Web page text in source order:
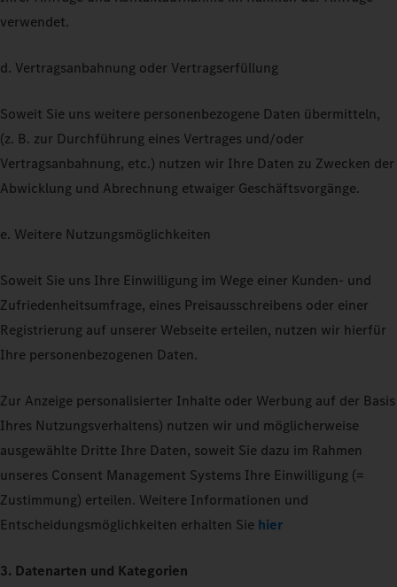
verwendet.
d. Vertragsanbahnung oder Vertragserfüllung
Soweit Sie uns weitere personenbezogene Daten übermitteln,
(z. B. zur Durchführung eines Vertrages und/oder
Vertragsanbahnung, etc.) nutzen wir Ihre Daten zu Zwecken der
Abwicklung und Abrechnung etwaiger Geschäftsvorgänge.
e. Weitere Nutzungsmöglichkeiten
Soweit Sie uns Ihre Einwilligung im Wege einer Kunden- und
Zufriedenheitsumfrage, eines Preisausschreibens oder einer
Registrierung auf unserer Webseite erteilen, nutzen wir hierfür
Ihre personenbezogenen Daten.
Zur Anzeige personalisierter Inhalte oder Werbung auf der Basis
Ihres Nutzungsverhaltens) nutzen wir und möglicherweise
ausgewählte Dritte Ihre Daten, soweit Sie dazu im Rahmen
unseres Consent Management Systems Ihre Einwilligung (=
Zustimmung) erteilen. Weitere Informationen und
Entscheidungsmöglichkeiten erhalten Sie hier
3. Datenarten und Kategorien